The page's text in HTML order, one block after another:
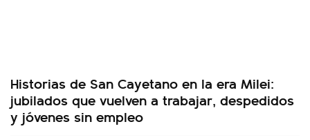
Historias de San Cayetano en la era Milei:
jubilados que vuelven a trabajar, despedidos
y jóvenes sin empleo